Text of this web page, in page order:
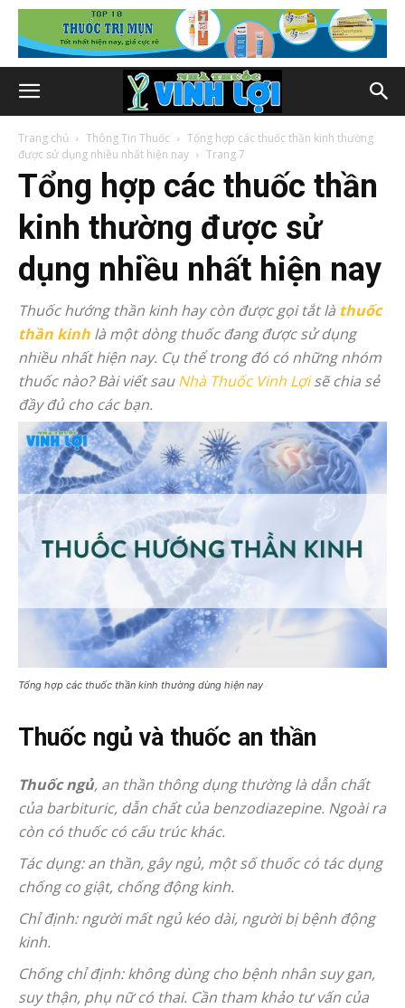
Trang chủ Thông Tin Thuốc
Tổng hợp các thuốc thần kinh thường
được sử dụng nhiều nhất hiện nay
Trang 7
Tổng hợp các thuốc thần
kinh thường được sử
dụng nhiều nhất hiện nay
Thuốc hướng thần kinh hay còn được gọi tắt là thuốc
thần kinh là một dòng thuốc đang được sử dụng
nhiều nhất hiện nay. Cụ thể trong đó có những nhóm
thuốc nào? Bài viết sauNhà Thuốc Vinh Lợisẽ chia sẻ
đầy đủ cho các bạn.
Tổng hợp các thuốc thần kinh thường dùng hiện nay
Thuốc ngủ và thuốc an thần
Thuốc ngủ, an thần thông dụng thường là dẫn chất
của barbituric, dẫn chất của benzodiazepine. Ngoài ra
còn có thuốc có cấu trúc khác.
Tác dụng: an thần, gây ngủ, một số thuốc có tác dụng
chống co giật, chống động kinh.
Chỉ định: người mất ngủ kéo dài, người bị bệnh động
kinh.
Chống chỉ định: không dùng cho bệnh nhân suy gan,
suy thận, phụ nữ có thai. Cần tham khảo tư vấn của